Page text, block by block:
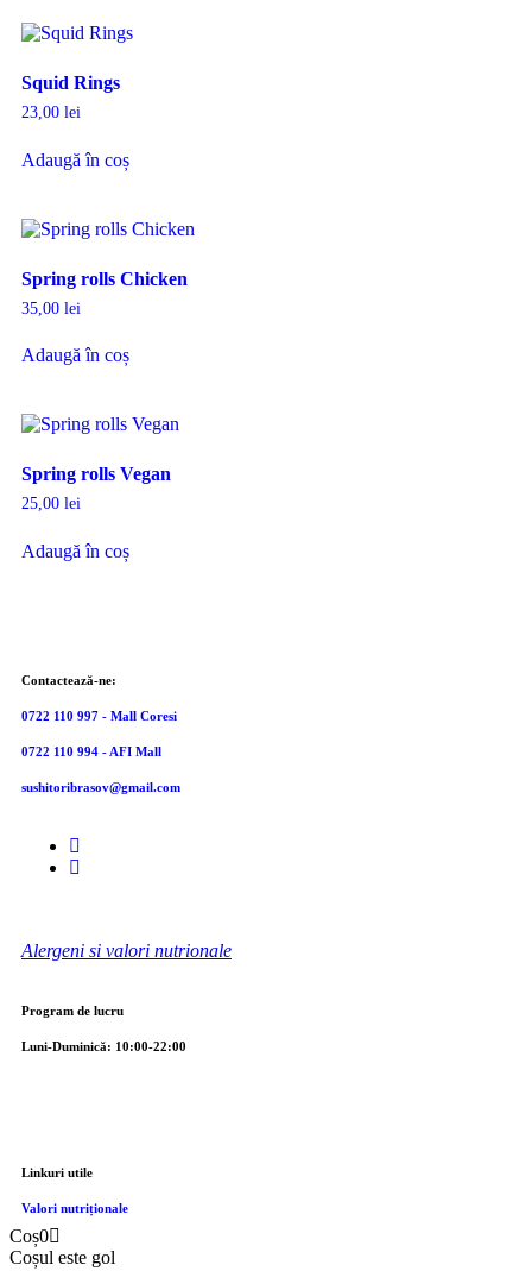
Squid Rings
23,00 lei
Adaugă în coș
Spring rolls Chicken
35,00 lei
Adaugă în coș
Spring rolls Vegan
25,00 lei
Adaugă în coș
Contactează-ne:
0722 110 997 - Mall Coresi
0722 110 994 - AFI Mall
sushitoribrasov@gmail.com
Alergeni si valori nutrionale
Program de lucru
Luni-Duminică: 10:00-22:00
Linkuri utile
Valori nutriționale
Coș0
Coșul este gol